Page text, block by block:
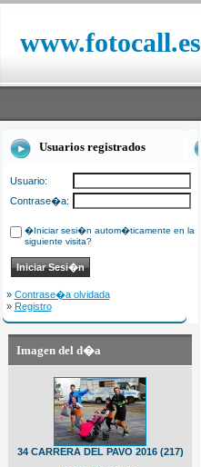
www.fotocall.es
Usuarios registrados
Usuario:
Contrase�a:
�Iniciar sesi�n autom�ticamente en la
siguiente visita?
» Contrase�a olvidada
» Registro
Imagen del d�a
34 CARRERA DEL PAVO 2016 (217)